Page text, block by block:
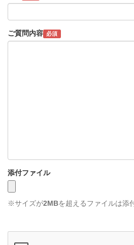
ご質問内容 必須
添付ファイル
※サイズが2MBを超えるファイルは添